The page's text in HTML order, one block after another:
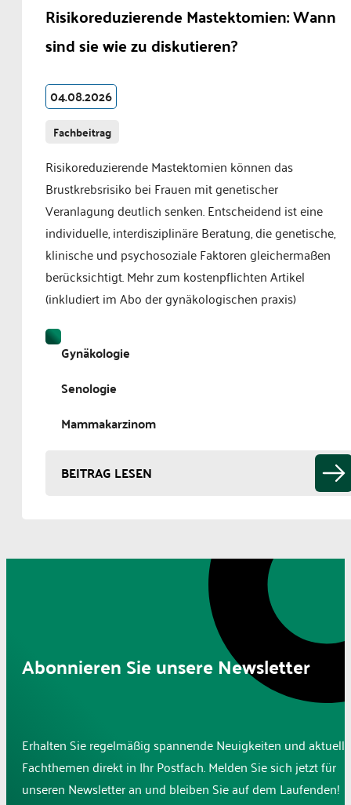
Risikoreduzierende Mastektomien: Wann
sind sie wie zu diskutieren?
04.08.2026
Fachbeitrag
Risikoreduzierende Mastektomien können das
Brustkrebsrisiko bei Frauen mit genetischer
Veranlagung deutlich senken. Entscheidend ist eine
individuelle, interdisziplinäre Beratung, die genetische,
klinische und psychosoziale Faktoren gleichermaßen
berücksichtigt. Mehr zum kostenpflichten Artikel
(inkludiert im Abo der gynäkologischen praxis)
Gynäkologie
Senologie
Mammakarzinom
BEITRAG LESEN
Abonnieren Sie unsere Newsletter
Erhalten Sie regelmäßig spannende Neuigkeiten und aktuelle
Fachthemen direkt in Ihr Postfach. Melden Sie sich jetzt für
unseren Newsletter an und bleiben Sie auf dem Laufenden!